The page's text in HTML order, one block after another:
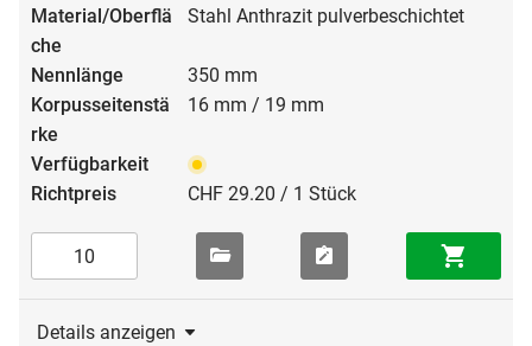
Stahl Anthrazit pulverbeschichtet
350 mm
16 mm / 19 mm
CHF 29.20 / 1 Stück
Details anzeigen